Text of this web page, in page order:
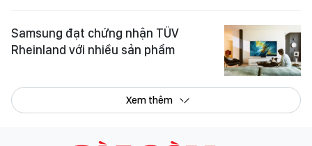
Samsung đạt chứng nhận TÜV
Rheinland với nhiều sản phẩm
Xem thêm